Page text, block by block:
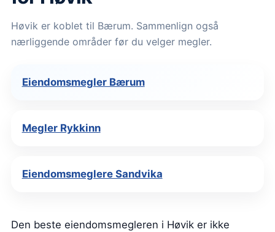
Høvik er koblet til Bærum. Sammenlign også
nærliggende områder før du velger megler.
Eiendomsmegler Bærum
Megler Rykkinn
Eiendomsmeglere Sandvika
Den beste eiendomsmegleren i Høvik er ikke